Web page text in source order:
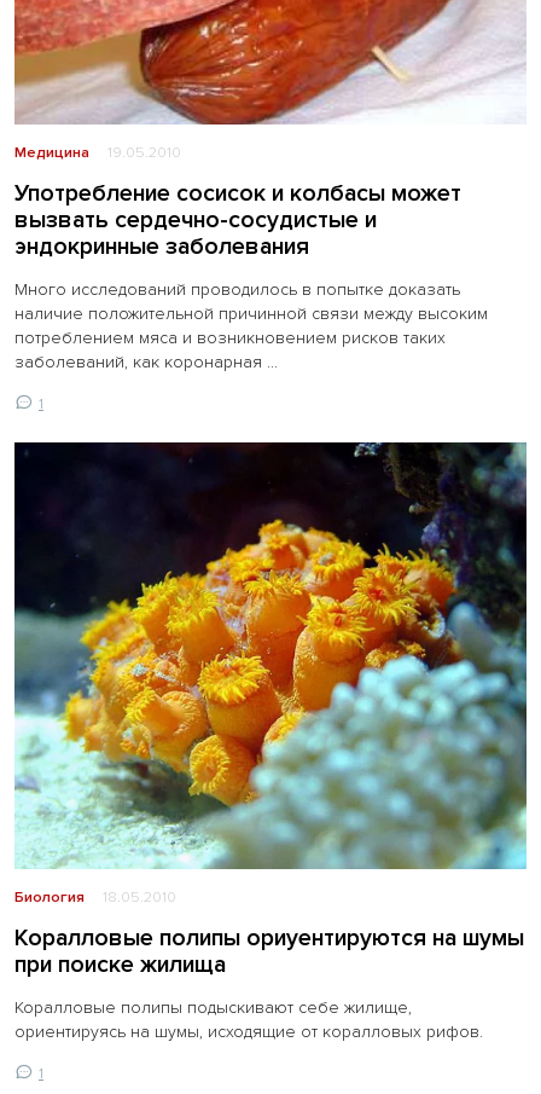
Медицина 19.05.2010
Употребление сосисок и колбасы может
вызвать сердечно-сосудистые и
эндокринные заболевания
Много исследований проводилось в попытке доказать
наличие положительной причинной связи между высоким
потреблением мяса и возникновением рисков таких
заболеваний, как коронарная ...
1
Биология 18.05.2010
Коралловые полипы ориуентируются на шумы
при поиске жилища
Коралловые полипы подыскивают себе жилище,
ориентируясь на шумы, исходящие от коралловых рифов.
1